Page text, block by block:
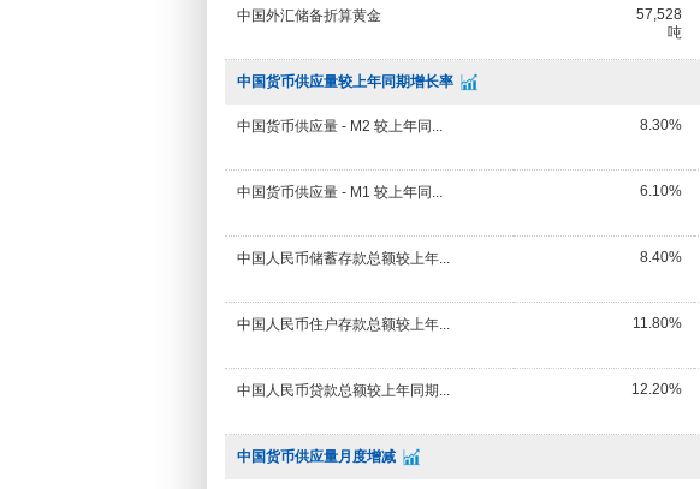
中国外汇储备折算黄金
57,528
吨
中国货币供应量较上年同期增长率
中国货币供应量 - M2 较上年同... 8.30%
中国货币供应量 - M1 较上年同... 6.10%
中国人民币储蓄存款总额较上年... 8.40%
中国人民币住户存款总额较上年... 11.80%
中国人民币贷款总额较上年同期... 12.20%
中国货币供应量月度增减